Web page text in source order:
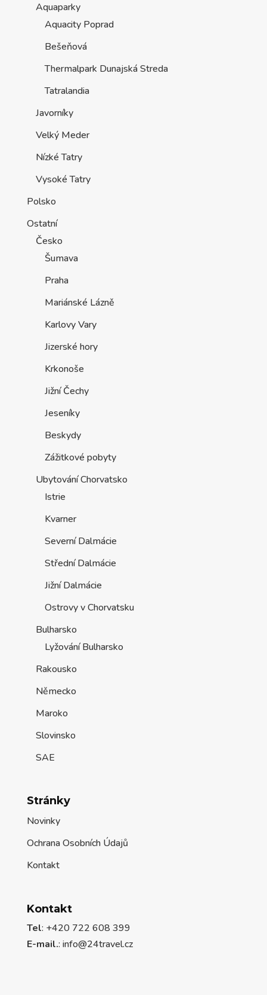
Aquaparky
Aquacity Poprad
Bešeňová
Thermalpark Dunajská Streda
Tatralandia
Javorníky
Velký Meder
Nízké Tatry
Vysoké Tatry
Polsko
Ostatní
Česko
Šumava
Praha
Mariánské Lázně
Karlovy Vary
Jizerské hory
Krkonoše
Jižní Čechy
Jeseníky
Beskydy
Zážitkové pobyty
Ubytování Chorvatsko
Istrie
Kvarner
Severní Dalmácie
Střední Dalmácie
Jižní Dalmácie
Ostrovy v Chorvatsku
Bulharsko
Lyžování Bulharsko
Rakousko
Německo
Maroko
Slovinsko
SAE
Stránky
Novinky
Ochrana Osobních Údajů
Kontakt
Kontakt
Tel: +420 722 608 399
E-mail.: info@24travel.cz